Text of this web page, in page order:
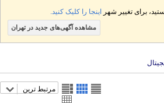
برای تغییر شهراینجا را کلیک کنید.
مشاهده آگهی‌های جدید در تهران
مرتبط ترین